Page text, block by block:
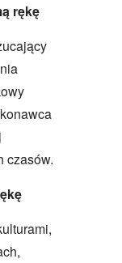
rękę
czasów.